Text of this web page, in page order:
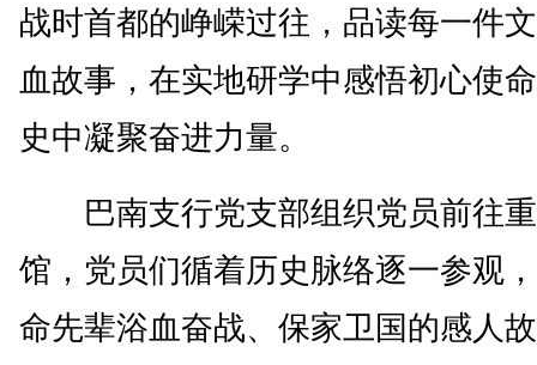
战时首都的峥嵘过往，品读每一件
血故事，在实地研学中感悟初心使
史中凝聚奋进力量。
巴南支行党支部组织党员前往重
馆，党员们循着历史脉络逐一参观
命先辈浴血奋战、保家卫国的感人